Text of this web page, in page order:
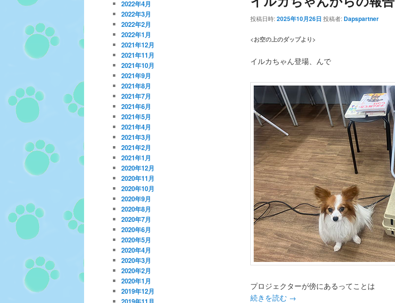
投稿日時:2025年10月26日 投稿者: Dapspartner
<お空の上のダップより>
イルカちゃん登場、んで
プロジェクターが傍にあるってことは
続きを読む →
2022年4月
2022年3月
2022年2月
2022年1月
2021年12月
2021年11月
2021年10月
2021年9月
2021年8月
2021年7月
2021年6月
2021年5月
2021年4月
2021年3月
2021年2月
2021年1月
2020年12月
2020年11月
2020年10月
2020年9月
2020年8月
2020年7月
2020年6月
2020年5月
2020年4月
2020年3月
2020年2月
2020年1月
2019年12月